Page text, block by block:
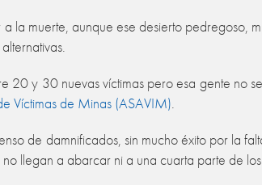
la muerte, aunque ese desierto
20 y 30 nuevas víctimas pero esa gente no
Víctimas de Minas (ASAVIM).
de damnificados, sin mucho éxito por la
llegan a abarcar ni a una cuarta parte de